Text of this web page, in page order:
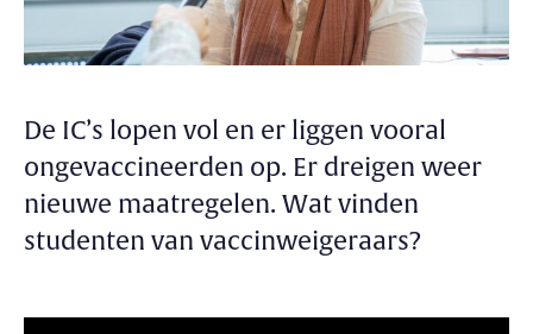
De IC’s lopen vol en er liggen vooral
ongevaccineerden op. Er dreigen weer
nieuwe maatregelen. Wat vinden
studenten van vaccinweigeraars?